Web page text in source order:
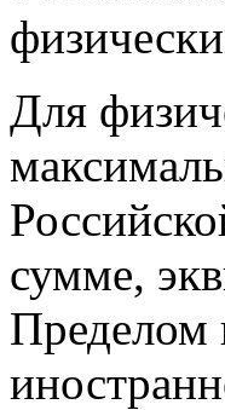
Для
сумме,
Пределом